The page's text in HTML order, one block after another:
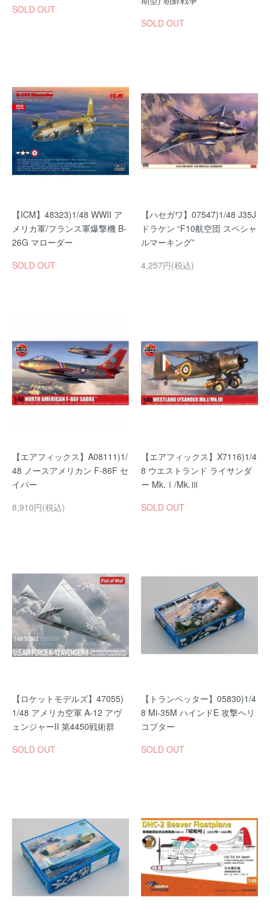
SOLD OUT
SOLD OUT
【ICM】48323)1/48 WWII ア
メリカ軍/フランス軍爆撃機 B-
26G マローダー
SOLD OUT
【ハセガワ】07547)1/48 J35J
ドラケン “F10航空団 スペシャ
ルマーキング”
4,257円(税込)
【エアフィックス】A08111)1/
48 ノースアメリカン F-86F セ
イバー
8,910円(税込)
【エアフィックス】X7116)1/4
8 ウエストランド ライサンダ
ー Mk.Ⅰ/Mk.Ⅲ
SOLD OUT
【ロケットモデルズ】47055)
1/48 アメリカ空軍 A-12 アヴ
ェンジャーII 第4450戦術群
SOLD OUT
【トランペッター】05830)1/4
8 Mi-35M ハインドE 攻撃ヘリ
コプター
SOLD OUT